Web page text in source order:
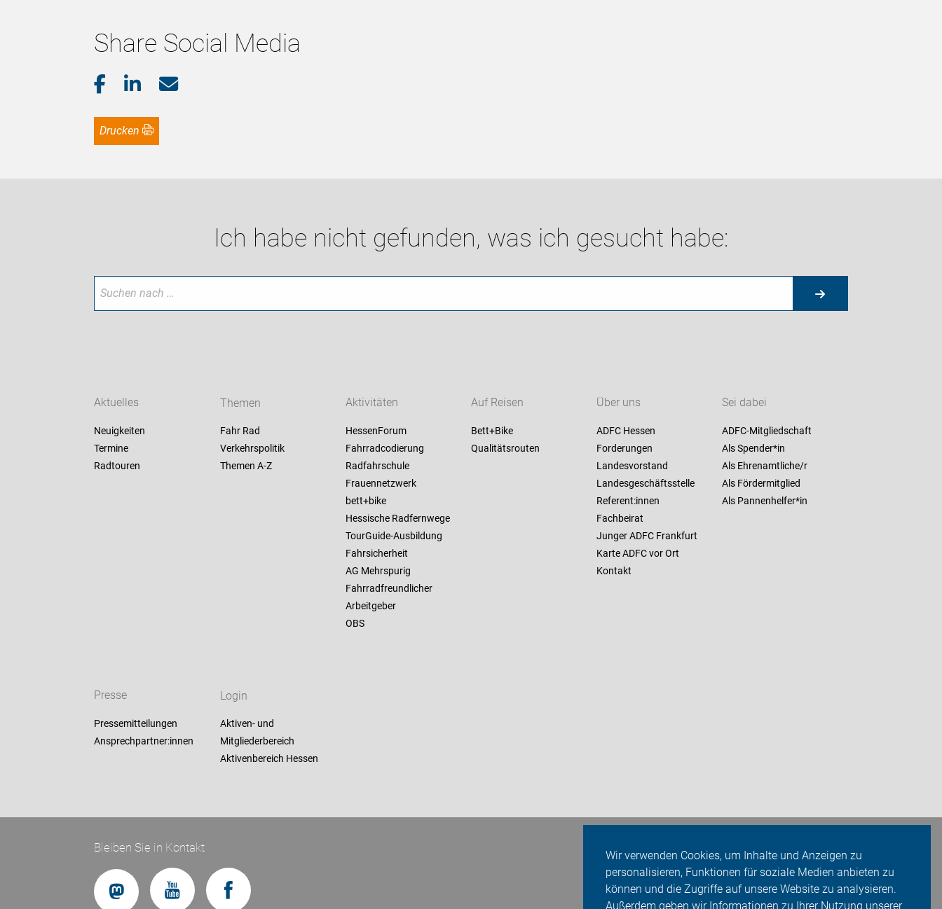
Wir verwenden Cookies, um Inhalte und Anzeigen zu
personalisieren, Funktionen für soziale Medien anbieten zu
können und die Zugriffe auf unsere Website zu analysieren.
Außerdem geben wir Informationen zu Ihrer Nutzung unserer
Share Social Media
Drucken
Ich habe nicht gefunden, was ich gesucht habe:
Aktuelles
Neuigkeiten
Termine
Radtouren
Themen
Fahr Rad
Verkehrspolitik
Themen A-Z
Aktivitäten
HessenForum
Fahrradcodierung
Radfahrschule
Frauennetzwerk
bett+bike
Hessische Radfernwege
TourGuide-Ausbildung
Fahrsicherheit
AG Mehrspurig
Fahrradfreundlicher
Arbeitgeber
OBS
Auf Reisen
Bett+Bike
Qualitätsrouten
Über uns
ADFC Hessen
Forderungen
Landesvorstand
Landesgeschäftsstelle
Referent:innen
Fachbeirat
Junger ADFC Frankfurt
Karte ADFC vor Ort
Kontakt
Sei dabei
ADFC-Mitgliedschaft
Als Spender*in
Als Ehrenamtliche/r
Als Fördermitglied
Als Pannenhelfer*in
Presse
Pressemitteilungen
Ansprechpartner:innen
Login
Aktiven- und
Mitgliederbereich
Aktivenbereich Hessen
Bleiben Sie in Kontakt